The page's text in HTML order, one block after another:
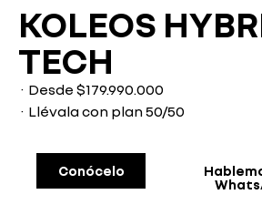
KOLEOS
TECH
· Desde $179.990.000
· Llévala con plan 50/50
Conócelo